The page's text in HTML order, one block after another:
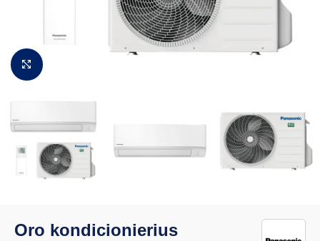
Padidinti vaizdą
Oro kondicionierius